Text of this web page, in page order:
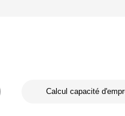
Calcul capacité